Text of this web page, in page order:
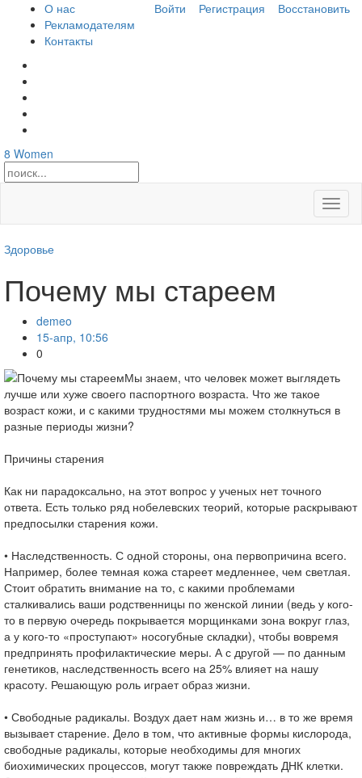
Войти Регистрация Восстановить
О нас
Рекламодателям
Контакты
8 Women
меню
Здоровье
Почему мы стареем
demeo
15-апр, 10:56
0
Мы знаем, что человек может выглядеть
лучше или хуже своего паспортного возраста. Что же такое
возраст кожи, и с какими трудностями мы можем столкнуться в
разные периоды жизни?
Причины старения
Как ни парадоксально, на этот вопрос у ученых нет точного
ответа. Есть только ряд нобелевских теорий, которые раскрывают
предпосылки старения кожи.
• Наследственность. С одной стороны, она первопричина всего.
Например, более темная кожа стареет медленнее, чем светлая.
Стоит обратить внимание на то, с какими проблемами
сталкивались ваши родственницы по женской линии (ведь у кого-
то в первую очередь покрывается морщинками зона вокруг глаз,
а у кого-то «проступают» носогубные складки), чтобы вовремя
предпринять профилактические меры. А с другой — по данным
генетиков, наследственность всего на 25% влияет на нашу
красоту. Решающую роль играет образ жизни.
• Свободные радикалы. Воздух дает нам жизнь и… в то же время
вызывает старение. Дело в том, что активные формы кислорода,
свободные радикалы, которые необходимы для многих
биохимических процессов, могут также повреждать ДНК клетки.